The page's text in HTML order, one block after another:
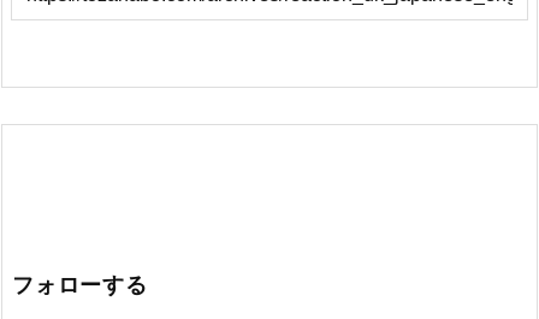
フォローする